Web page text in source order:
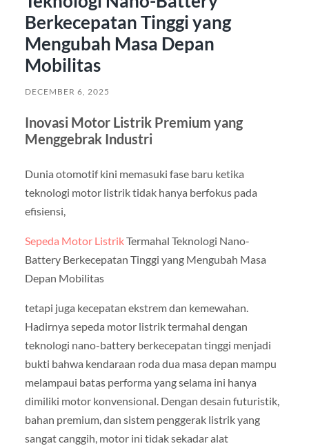
Berkecepatan Tinggi yang
Mengubah Masa Depan
Mobilitas
DECEMBER 6, 2025
Inovasi Motor Listrik Premium yang
Menggebrak Industri
Dunia otomotif kini memasuki fase baru ketika
teknologi motor listrik tidak hanya berfokus pada
efisiensi,
Sepeda Motor ListrikTermahal Teknologi Nano-
Battery Berkecepatan Tinggi yang Mengubah Masa
Depan Mobilitas
tetapi juga kecepatan ekstrem dan kemewahan.
Hadirnya sepeda motor listrik termahal dengan
teknologi nano-battery berkecepatan tinggi menjadi
bukti bahwa kendaraan roda dua masa depan mampu
melampaui batas performa yang selama ini hanya
dimiliki motor konvensional. Dengan desain futuristik,
bahan premium, dan sistem penggerak listrik yang
sangat canggih, motor ini tidak sekadar alat